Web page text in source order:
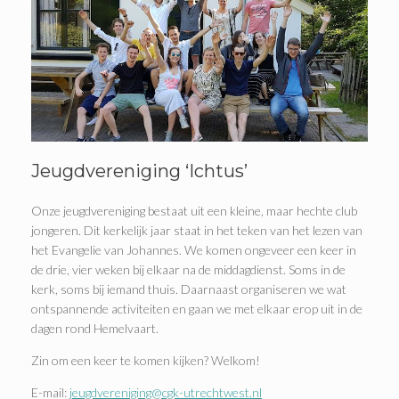
Jeugdvereniging ‘Ichtus’
Onze jeugdvereniging bestaat uit een kleine, maar hechte club
jongeren. Dit kerkelijk jaar staat in het teken van het lezen van
het Evangelie van Johannes. We komen ongeveer een keer in
de drie, vier weken bij elkaar na de middagdienst. Soms in de
kerk, soms bij iemand thuis. Daarnaast organiseren we wat
ontspannende activiteiten en gaan we met elkaar erop uit in de
dagen rond Hemelvaart.
Zin om een keer te komen kijken? Welkom!
E-mail: jeugdvereniging@cgk-utrechtwest.nl